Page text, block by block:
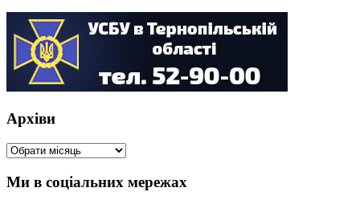
Архіви
Архіви
Ми в соціальних мережах